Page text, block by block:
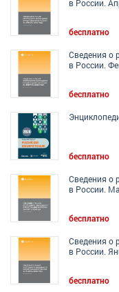
в России.
бесплатно
Сведения о
в России.
бесплатно
бесплатно
Сведения о
в России.
бесплатно
Сведения о
в России.
бесплатно